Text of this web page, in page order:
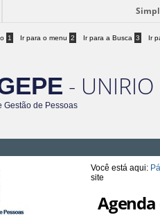
1 Ir para o menu 2 Ir para a Busca 3 Ir
- UNIRIO
Gestão de Pessoas
Você está aqui:
site
Agenda